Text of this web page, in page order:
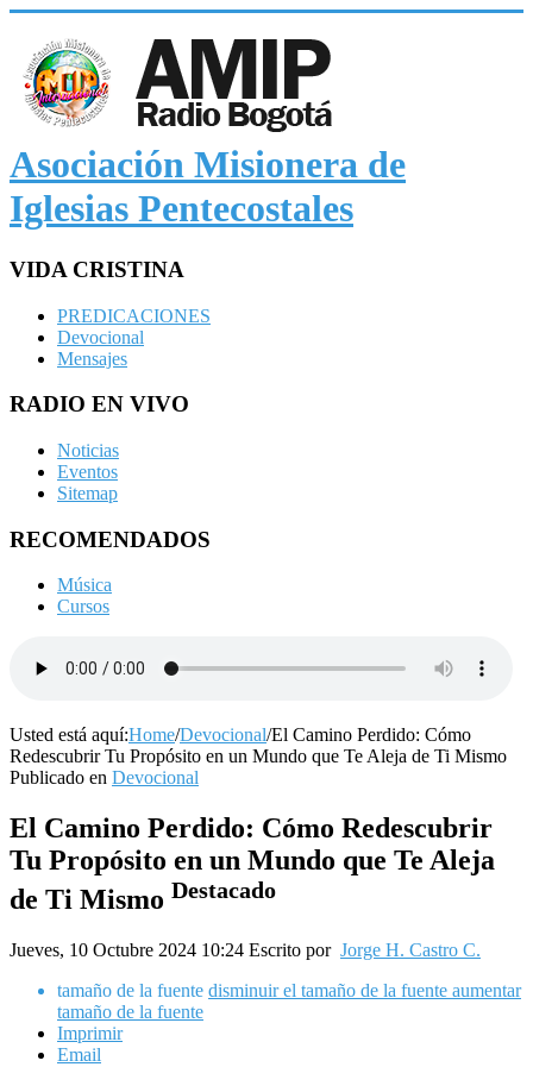
Asociación Misionera de
Iglesias Pentecostales
VIDA CRISTINA
PREDICACIONES
Devocional
Mensajes
RADIO EN VIVO
Noticias
Eventos
Sitemap
RECOMENDADOS
Música
Cursos
Usted está aquí:Home/Devocional/El Camino Perdido: Cómo
Redescubrir Tu Propósito en un Mundo que Te Aleja de Ti Mismo
Publicado en Devocional
El Camino Perdido: Cómo Redescubrir
Tu Propósito en un Mundo que Te Aleja
de Ti Mismo Destacado
Jueves, 10 Octubre 2024 10:24 Escrito por Jorge H. Castro C.
tamaño de la fuente disminuir el tamaño de la fuente aumentar
tamaño de la fuente
Imprimir
Email